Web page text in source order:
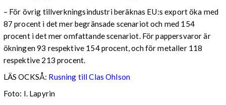
– För övrig tillverkningsindustri beräknas EU:s export öka med
87 procent i det mer begränsade scenariot och med 154
procent i det mer omfattande scenariot. För pappersvaror är
ökningen 93 respektive 154 procent, och för metaller 118
respektive 213 procent.
LÄS OCKSÅ: Rusning till Clas Ohlson
Foto: I. Lapyrin